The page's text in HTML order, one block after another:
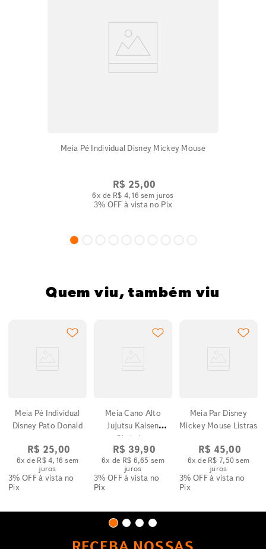
Meia Pé Individual Disney Mickey Mouse
R$ 25,00
6x de R$ 4, 16 sem juros
3% OFF à vista no Pix
Quem viu, também viu
Meia Pé Individual
Disney Pato Donald
R$ 25,00
6x de R$ 4, 16 sem
juros
3% OFFà vista no
Pix
Meia Cano Alto
Jujutsu Kaisen
Símbolos
R$ 39,90
6x de R$ 6,65 sem
juros
3% OFFà vista no
Pix
Meia Par Disney
Mickey Mouse Listras
R$ 45,00
6x de R$ 7, 50 sem
juros
3% OFFà vista no
Pix